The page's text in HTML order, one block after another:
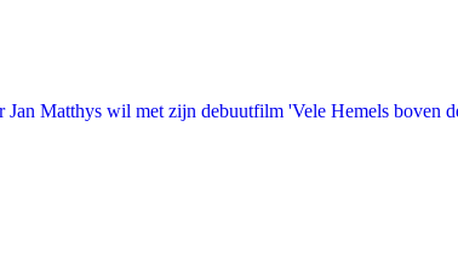
Matthys wil met zijn debuutfilm 'Vele Hemels boven